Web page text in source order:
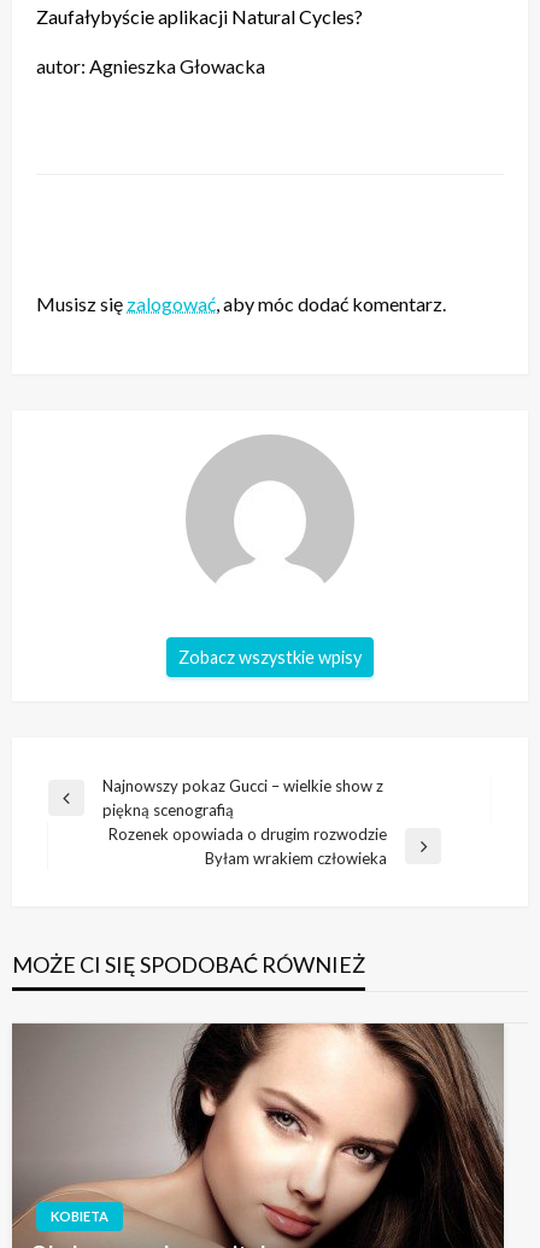
Zaufałybyście aplikacji Natural Cycles?
autor: Agnieszka Głowacka
Musisz się zalogować , aby móc dodać komentarz.
Zobacz wszystkie wpisy
Nawigacja
wpisu
Poprzedni
Najnowszy pokaz Gucci – wielkie show z
piękną scenografią
Rozenek opowiada o drugim rozwodzie
Byłam wrakiem człowieka
MOŻE CI SIĘ SPODOBAĆ RÓWNIEŻ
KOBIETA